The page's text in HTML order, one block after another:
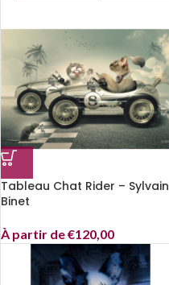
Tableau Chat Rider – Sylvain
Binet
À partir de€120,00